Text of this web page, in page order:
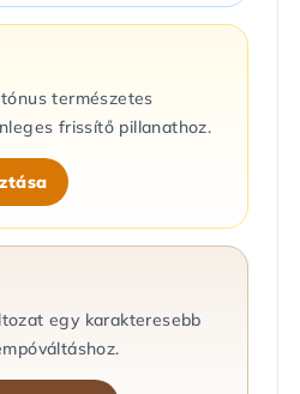
természetes
frissítő pillanathoz.
egy karakteresebb